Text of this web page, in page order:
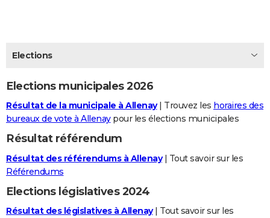
CARTE DE VOEUX
Carte de Noël
Carte Bonne année
Carte Saint-Valentin
Carte Pâques
Carte d'anniversaire
DICTIONNAIRE
Dictionnaire
Biographies
Citations
Expressions
Proverbes
PROGRAMME TV
COPAINS D'AVANT
AVIS DE DÉCÈS
FORUM
Elections
Elections municipales 2026
Résultat de la municipale à Allenay| Trouvez les horaires des
bureaux de vote à Allenaypour les élections municipales
Résultat référendum
Résultat des référendums à Allenay| Tout savoir sur les
Référendums
Elections législatives 2024
Résultat des législatives à Allenay| Tout savoir sur les